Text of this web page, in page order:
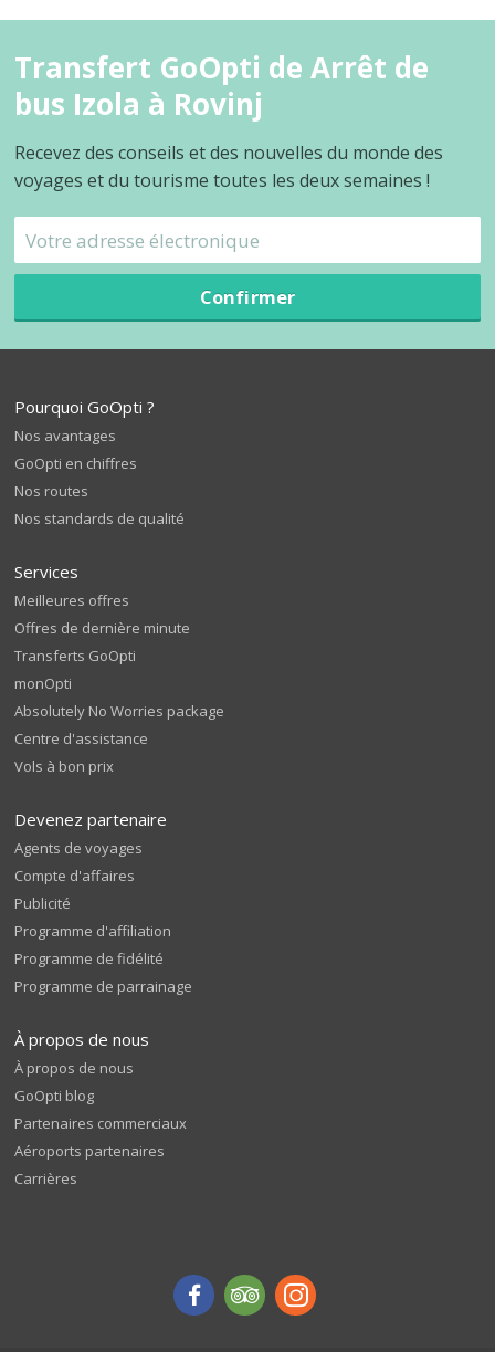
Transfert GoOpti de Arrêt de
bus Izola à Rovinj
Recevez des conseils et des nouvelles du monde des
voyages et du tourisme toutes les deux semaines !
Confirmer
Pourquoi GoOpti ?
Nos avantages
GoOpti en chiffres
Nos routes
Nos standards de qualité
Services
Meilleures offres
Offres de dernière minute
Transferts GoOpti
monOpti
Absolutely No Worries package
Centre d'assistance
Vols à bon prix
Devenez partenaire
Agents de voyages
Compte d'affaires
Publicité
Programme d'affiliation
Programme de fidélité
Programme de parrainage
À propos de nous
À propos de nous
GoOpti blog
Partenaires commerciaux
Aéroports partenaires
Carrières